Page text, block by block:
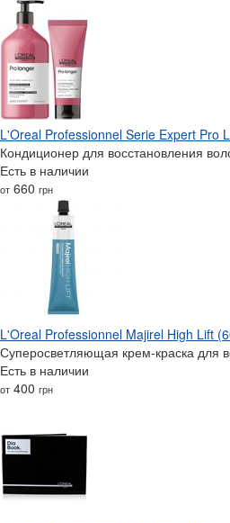
L'Oreal Professionnel Serie Expert Pro
Кондиционер для восстановления
Есть в наличии
от 660 грн
L'Oreal Professionnel Majirel High Lift
Суперосветляющая крем-краска для
Есть в наличии
от 400 грн